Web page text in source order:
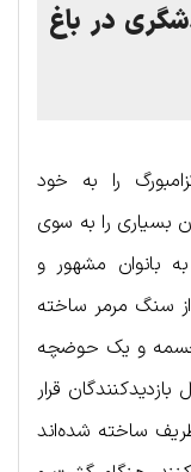
در باغ
را به خود
بسیاری را به سوی
بانوان مشهور و
سنگ مرمر ساخته
در روبروی کاخ لوکزامبورگ ۲۰ مجسمه و یک حوضچه
قرار
ساخته شده‌اند